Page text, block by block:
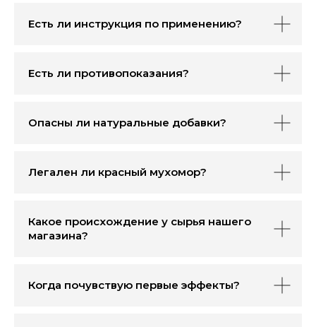
Есть ли инструкция по применению?
Есть ли противопоказания?
Опасны ли натуральные добавки?
Легален ли красный мухомор?
Какое происхождение у сырья нашего
магазина?
Когда почувствую первые эффекты?